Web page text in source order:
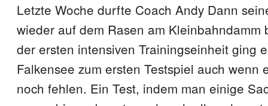
Letzte Woche durfte Coach Andy Dann
wieder auf dem Rasen am Kleinbahndamm
der ersten intensiven Trainingseinheit ging
Falkensee zum ersten Testspiel auch wenn
noch fehlen. Ein Test, indem man einige